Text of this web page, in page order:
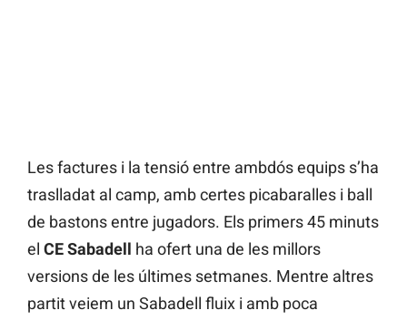
Les factures i la tensió entre ambdós equips s’ha
traslladat al camp, amb certes picabaralles i ball
de bastons entre jugadors. Els primers 45 minuts
el CE Sabadell ha ofert una de les millors
versions de les últimes setmanes. Mentre altres
partit veiem un Sabadell fluix i amb poca